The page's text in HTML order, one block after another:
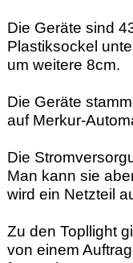
Die Geräte sind
Plastiksockel
um weitere 8cm.
Die Geräte
auf Merkur-
Die
Man kann sie
wird ein Netzteil
Zu den Topllight
von einem